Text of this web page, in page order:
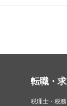
転職・
税理士・税